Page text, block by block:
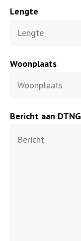
Lengte
Woonplaats
Bericht aan